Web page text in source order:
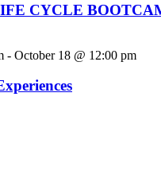
CYCLE
- October 18 @ 12:00 pm